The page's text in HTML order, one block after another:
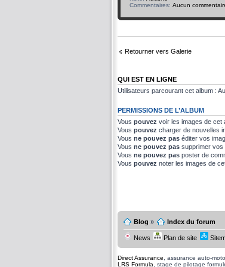
Commentaires: Aucun
Retourner vers Galerie
QUI EST EN LIGNE
Utilisateurs parcourant cet album :
PERMISSIONS DE L’ALBUM
Vous pouvez voir les images de cet
Vous pouvez charger de nouvelles
Vous ne pouvez pas éditer vos
Vous ne pouvez pas supprimer vos
Vous ne pouvez pas poster de
Vous pouvez noter les images de
Blog » Index du forum
News Plan de site
Direct Assurance , assurance auto-moto
LRS Formula , stage de pilotage